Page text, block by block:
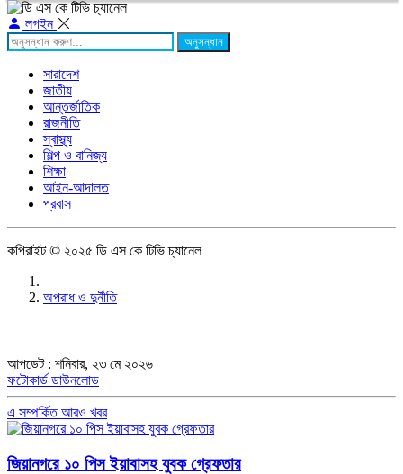
লগইন
অনুসন্ধান
সারাদেশ
জাতীয়
আন্তর্জাতিক
রাজনীতি
স্বাস্থ্য
শিল্প ও বানিজ্য
শিক্ষা
আইন-আদালত
প্রবাস
কপিরাইট © ২০২৫ ডি এস কে টিভি চ্যানেল
অপরাধ ও দুর্নীতি
আপডেট : শনিবার, ২৩ মে ২০২৬
ফটোকার্ড ডাউনলোড
এ সম্পর্কিত আরও খবর
জিয়ানগরে ১০ পিস ইয়াবাসহ যুবক গ্রেফতার